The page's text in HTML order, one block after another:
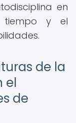
en
tiempo y el
de la
el
de